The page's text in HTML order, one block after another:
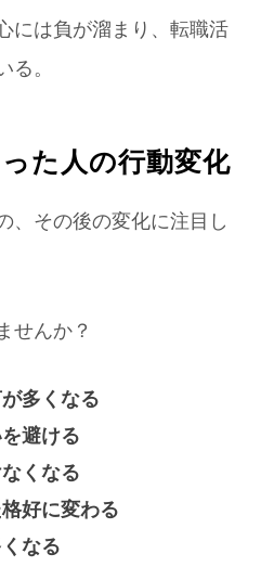
には負が溜まり、転職活
。
た人の行動変化
、その後の変化に注目し
せんか？
多くなる
避ける
くなる
好に変わる
なる